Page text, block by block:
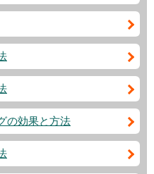
の効果と方法